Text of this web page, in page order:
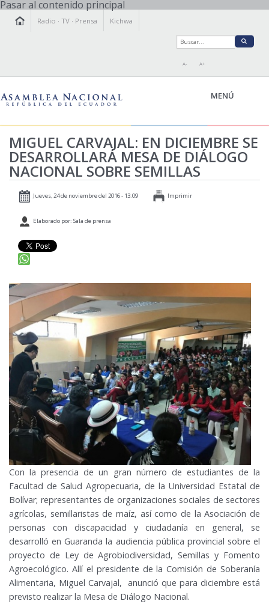
Pasar al contenido principal
Radio ·TV · Prensa Kichwa
A- A+
MENÚ
LA ASAMBLEA
LEGISLAMOS
FISCALIZAMOS
PRENSA
PARTICIPACIÓN
RELACIONES INTERNACIONALES
AGENDA
MIGUEL CARVAJAL: EN DICIEMBRE SE
DESARROLLARÁ MESA DE DIÁLOGO
NACIONAL SOBRE SEMILLAS
Jueves, 24 de noviembre del 2016 - 13:09 Imprimir
Elaborado por: Sala de prensa
Con la presencia de un gran número de estudiantes de la
Facultad de Salud Agropecuaria, de la Universidad Estatal de
Bolívar; representantes de organizaciones sociales de sectores
agrícolas, semillaristas de maíz, así como de la Asociación de
personas con discapacidad y ciudadanía en general, se
desarrolló en Guaranda la audiencia pública provincial sobre el
proyecto de Ley de Agrobiodiversidad, Semillas y Fomento
Agroecológico. Allí el presidente de la Comisión de Soberanía
Alimentaria, Miguel Carvajal, anunció que para diciembre está
previsto realizar la Mesa de Diálogo Nacional.